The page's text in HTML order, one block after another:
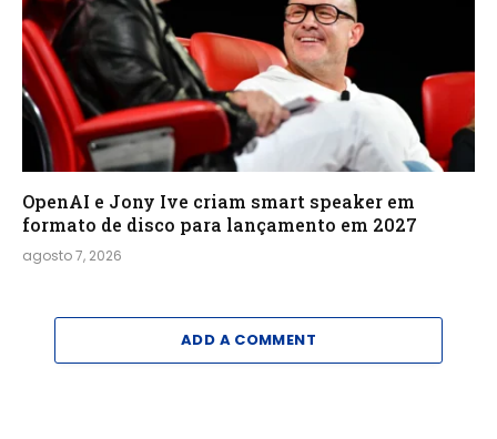
OpenAI e Jony Ive criam smart speaker em
formato de disco para lançamento em 2027
agosto 7, 2026
ADD A COMMENT